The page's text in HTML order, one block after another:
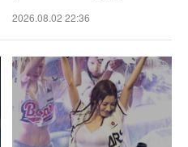
2026.08.02 22:36